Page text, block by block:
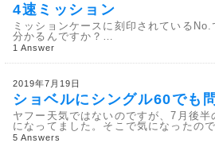
4速ミッション
ミッションケースに刻印されている
分かるんですか？…
1 Answer
2019年7月19日
ショベルにシングル60でも
ヤフー天気ではないのですが、7月後
になってました。そこで気になったの
5 Answers